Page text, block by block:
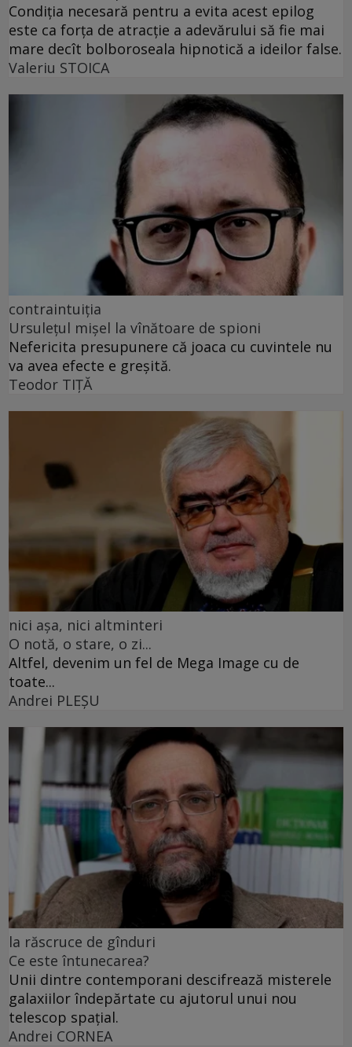
Condiția necesară pentru a evita acest epilog
este ca forța de atracție a adevărului să fie mai
mare decît bolboroseala hipnotică a ideilor false.
Valeriu STOICA
contraintuiția
Ursulețul mișel la vînătoare de spioni
Nefericita presupunere că joaca cu cuvintele nu
va avea efecte e greșită.
Teodor TIŢĂ
nici așa, nici altminteri
O notă, o stare, o zi...
Altfel, devenim un fel de Mega Image cu de
toate...
Andrei PLEŞU
la răscruce de gînduri
Ce este întunecarea?
Unii dintre contemporani descifrează misterele
galaxiilor îndepărtate cu ajutorul unui nou
telescop spațial.
Andrei CORNEA